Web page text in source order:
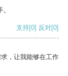
支持[0] 反对[0]
，让我能够在工作